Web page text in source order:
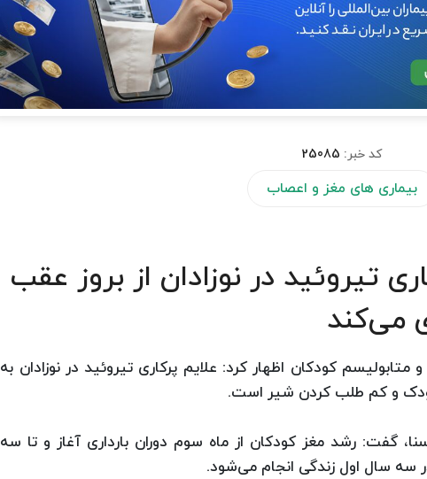
کد خبر: 25085
بیماری های مغز و اعصاب
تیروئید در نوزادان از بروز عقب
می‌کند
کودکان اظهار كرد: علایم پرکاری تیروئید در نوزادان به
و کم طلب کردن شیر است.
گفت: رشد مغز کودکان از ماه سوم دوران بارداری آغاز و تا سه
سه سال اول زندگی انجام می‌شود.